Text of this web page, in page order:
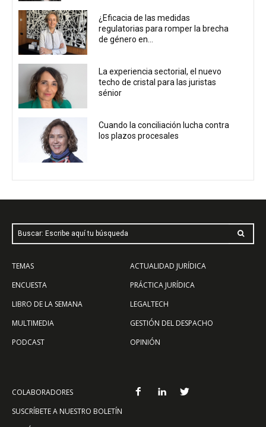
¿Eficacia de las medidas
regulatorias para romper la brecha
de género en...
La experiencia sectorial, el nuevo
techo de cristal para las juristas
sénior
Cuando la conciliación lucha contra
los plazos procesales
Buscar: Escribe aquí tu búsqueda
TEMAS
ENCUESTA
LIBRO DE LA SEMANA
MULTIMEDIA
PODCAST
ACTUALIDAD JURÍDICA
PRÁCTICA JURÍDICA
LEGALTECH
GESTIÓN DEL DESPACHO
OPINIÓN
COLABORADORES
SUSCRÍBETE A NUESTRO BOLETÍN